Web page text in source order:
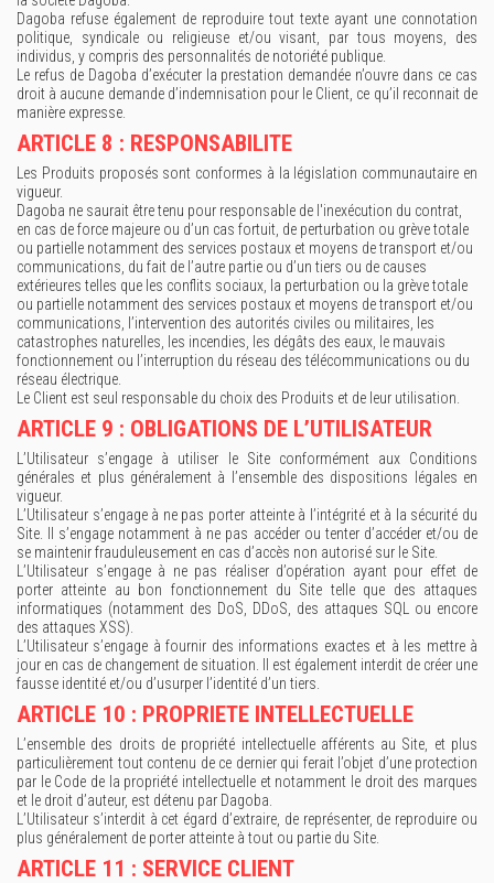
Dagoba refuse également de reproduire tout texte ayant une connotation
politique, syndicale ou religieuse et/ou visant, par tous moyens, des
individus, y compris des personnalités de notoriété publique.
Le refus de Dagoba d’exécuter la prestation demandée n’ouvre dans ce cas
droit à aucune demande d’indemnisation pour le Client, ce qu’il reconnait de
manière expresse.
ARTICLE 8 : RESPONSABILITE
Les Produits proposés sont conformes à la législation communautaire en
vigueur.
Dagoba ne saurait être tenu pour responsable de l'inexécution du contrat,
en cas de force majeure ou d’un cas fortuit, de perturbation ou grève totale
ou partielle notamment des services postaux et moyens de transport et/ou
communications, du fait de l’autre partie ou d’un tiers ou de causes
extérieures telles que les conflits sociaux, la perturbation ou la grève totale
ou partielle notamment des services postaux et moyens de transport et/ou
communications, l’intervention des autorités civiles ou militaires, les
catastrophes naturelles, les incendies, les dégâts des eaux, le mauvais
fonctionnement ou l’interruption du réseau des télécommunications ou du
réseau électrique.
Le Client est seul responsable du choix des Produits et de leur utilisation.
ARTICLE 9 : OBLIGATIONS DE L’UTILISATEUR
L’Utilisateur s’engage à utiliser le Site conformément aux Conditions
générales et plus généralement à l’ensemble des dispositions légales en
vigueur.
L’Utilisateur s’engage à ne pas porter atteinte à l’intégrité et à la sécurité du
Site. Il s’engage notamment à ne pas accéder ou tenter d’accéder et/ou de
se maintenir frauduleusement en cas d’accès non autorisé sur le Site.
L’Utilisateur s’engage à ne pas réaliser d’opération ayant pour effet de
porter atteinte au bon fonctionnement du Site telle que des attaques
informatiques (notamment des DoS, DDoS, des attaques SQL ou encore
des attaques XSS).
L’Utilisateur s’engage à fournir des informations exactes et à les mettre à
jour en cas de changement de situation. Il est également interdit de créer une
fausse identité et/ou d’usurper l’identité d’un tiers.
ARTICLE 10 : PROPRIETE INTELLECTUELLE
L’ensemble des droits de propriété intellectuelle afférents au Site, et plus
particulièrement tout contenu de ce dernier qui ferait l’objet d’une protection
par le Code de la propriété intellectuelle et notamment le droit des marques
et le droit d’auteur, est détenu par Dagoba.
L’Utilisateur s’interdit à cet égard d’extraire, de représenter, de reproduire ou
plus généralement de porter atteinte à tout ou partie du Site.
ARTICLE 11 : SERVICE CLIENT